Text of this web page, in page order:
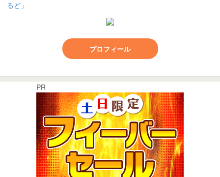
プロフィール
PR